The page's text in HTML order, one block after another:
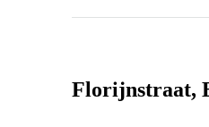
Florijnstraat,